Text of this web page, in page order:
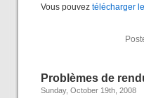
Vous pouvez télécharger
Problèmes de
Sunday, October 19th, 2008